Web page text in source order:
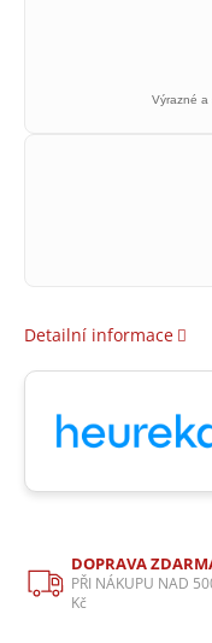
Výrazné a
Detailní informace
DOPRAVA
PŘI NÁKUPU NAD
Kč